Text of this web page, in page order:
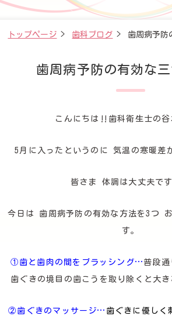
トップページ > 歯科ブログ > 歯周病予防
歯周病予防の有効な
こんにちは‼歯科衛生士の谷
5月に入ったというのに 気温の寒暖差
皆さま 体調は大丈夫で
今日は 歯周病予防の有効な方法を3つ
す。
①歯と歯肉の間をブラッシング… 普段
歯ぐきの境目の歯こうを取り除くと大き
②歯ぐきのマッサージ… 歯ぐきに優しく